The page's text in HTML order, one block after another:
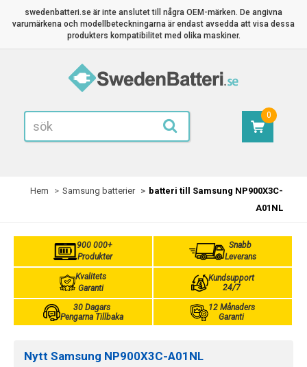
swedenbatteri.se är inte anslutet till några OEM-märken. De angivna
varumärkena och modellbeteckningarna är endast avsedda att visa dessa
produkters kompatibilitet med olika maskiner.
0
Hem Samsung batterier
batteri till Samsung NP900X3C-
A01NL
900 000+
Produkter
Snabb
Leverans
Kvalitets
Garanti
Kundsupport
24/7
30 Dagars
Pengarna Tillbaka
12 Månaders
Garanti
Nytt Samsung NP900X3C-A01NL